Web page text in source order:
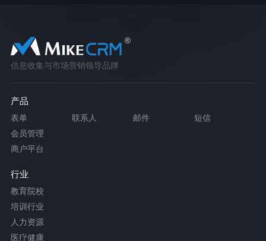
信息收集与市场营销领导品牌
产品
表单 联系人 邮件
短信
会员管理
商户平台
行业
教育院校
培训行业
人力资源
医疗健康